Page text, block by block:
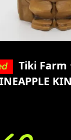
Tiki Farm